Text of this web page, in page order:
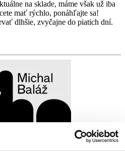
na sklade, máme však už iba
mať rýchlo, ponáhľajte sa!
dlhšie, zvyčajne do piatich dní.